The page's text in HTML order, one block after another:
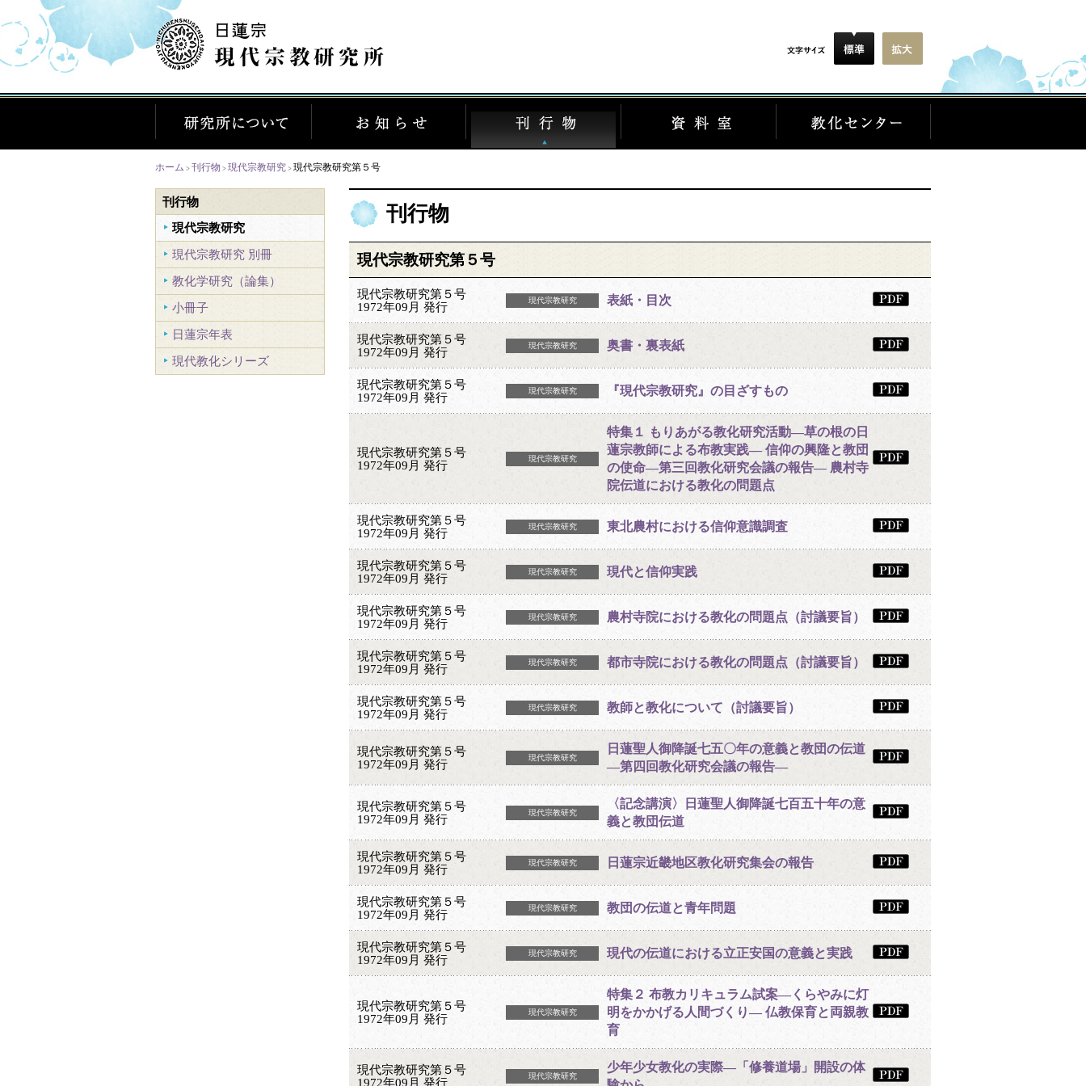
ホーム > 刊行物 > 現代宗教研究 > 現代宗教研究第５号
刊行物
現代宗教研究第５号
現代宗教研究第５号
1972年09月 発行
現代宗教研究 表紙・目次
現代宗教研究第５号
1972年09月 発行
現代宗教研究 奥書・裏表紙
現代宗教研究第５号
1972年09月 発行
現代宗教研究 『現代宗教研究』の目ざすもの
現代宗教研究第５号
1972年09月 発行
現代宗教研究
特集１ もりあがる教化研究活動―草の根の日
蓮宗教師による布教実践― 信仰の興隆と教団
の使命―第三回教化研究会議の報告― 農村寺
院伝道における教化の問題点
現代宗教研究第５号
1972年09月 発行
現代宗教研究 東北農村における信仰意識調査
現代宗教研究第５号
1972年09月 発行
現代宗教研究 現代と信仰実践
現代宗教研究第５号
1972年09月 発行
現代宗教研究 農村寺院における教化の問題点（討議要旨）
現代宗教研究第５号
1972年09月 発行
現代宗教研究 都市寺院における教化の問題点（討議要旨）
現代宗教研究第５号
1972年09月 発行
現代宗教研究 教師と教化について（討議要旨）
現代宗教研究第５号
1972年09月 発行
現代宗教研究
日蓮聖人御降誕七五〇年の意義と教団の伝道
―第四回教化研究会議の報告―
現代宗教研究第５号
1972年09月 発行
現代宗教研究
〈記念講演〉日蓮聖人御降誕七百五十年の意
義と教団伝道
現代宗教研究第５号
1972年09月 発行
現代宗教研究 日蓮宗近畿地区教化研究集会の報告
現代宗教研究第５号
1972年09月 発行
現代宗教研究 教団の伝道と青年問題
現代宗教研究第５号
1972年09月 発行
現代宗教研究 現代の伝道における立正安国の意義と実践
現代宗教研究第５号
1972年09月 発行
現代宗教研究
特集２ 布教カリキュラム試案―くらやみに灯
明をかかげる人間づくり― 仏教保育と両親教
育
現代宗教研究第５号
1972年09月 発行
現代宗教研究
少年少女教化の実際―「修養道場」開設の体
刊行物
現代宗教研究
現代宗教研究 別冊
教化学研究（論集）
小冊子
日蓮宗年表
現代教化シリーズ